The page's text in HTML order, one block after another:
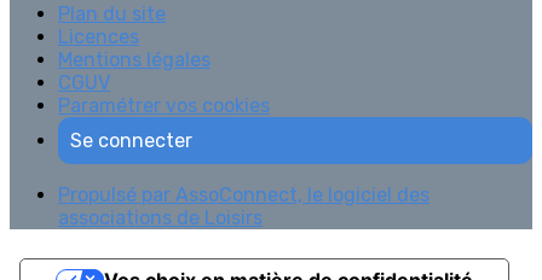
Plan du site
Licences
Mentions légales
CGUV
Paramétrer vos cookies
Se connecter
Propulsé par AssoConnect, le logiciel des
associations de Loisirs